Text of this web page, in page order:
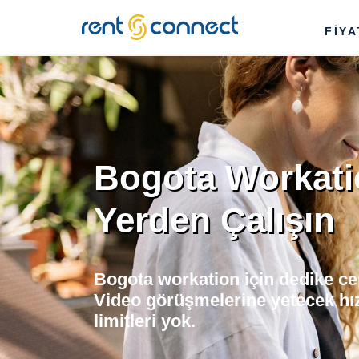
RENT'N
CONNECT
Bogota
Yerden Çalışın
Bogota workation için dedike
Video görüşmelerine yetecek
limitleri yok.